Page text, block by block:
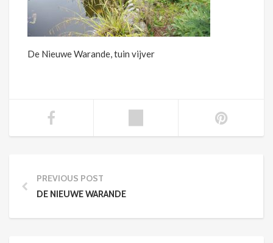
De Nieuwe Warande, tuin vijver
PREVIOUS POST
DE NIEUWE WARANDE